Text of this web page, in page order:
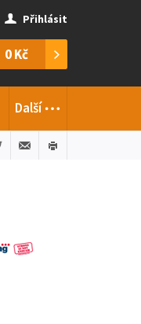
0 Kč
Další…
Přihlásit